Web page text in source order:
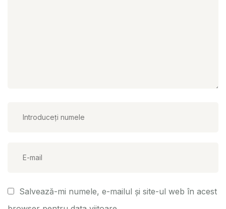
Salvează-mi numele, e-mailul și site-ul web în acest